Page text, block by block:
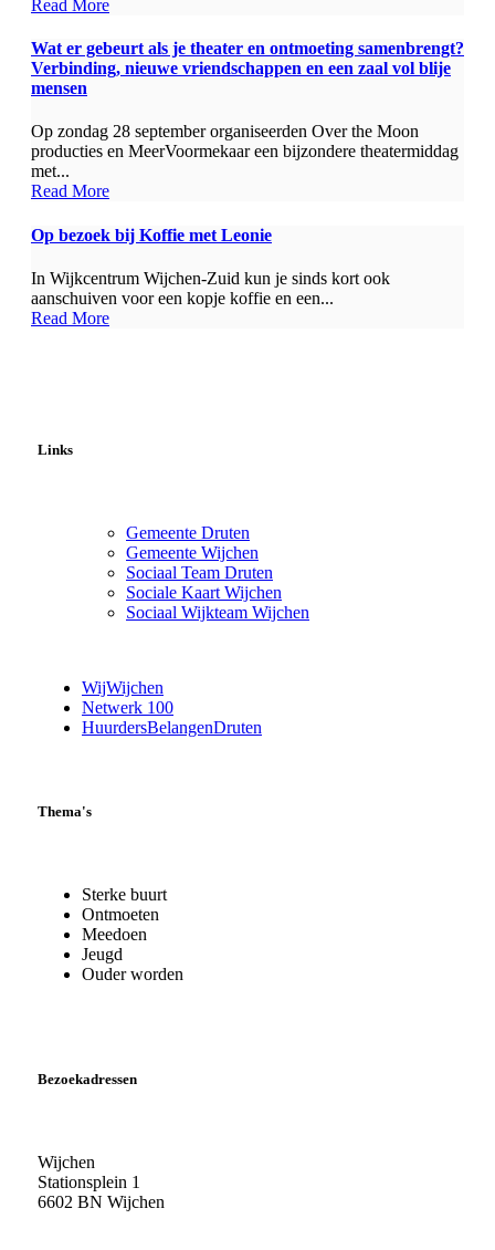
Read More
Wat er gebeurt als je theater en ontmoeting samenbrengt?
Verbinding, nieuwe vriendschappen en een zaal vol blije
mensen
Op zondag 28 september organiseerden Over the Moon
producties en MeerVoormekaar een bijzondere theatermiddag
met...
Read More
Op bezoek bij Koffie met Leonie
In Wijkcentrum Wijchen-Zuid kun je sinds kort ook
aanschuiven voor een kopje koffie en een...
Read More
Links
Gemeente Druten
Gemeente Wijchen
Sociaal Team Druten
Sociale Kaart Wijchen
Sociaal Wijkteam Wijchen
WijWijchen
Netwerk 100
HuurdersBelangenDruten
Thema's
Sterke buurt
Ontmoeten
Meedoen
Jeugd
Ouder worden
Bezoekadressen
Wijchen
Stationsplein 1
6602 BN Wijchen